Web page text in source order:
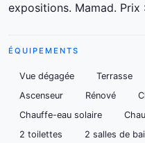
expositions. Mamad.
ÉQUIPEMENTS
Vue dégagée Terrasse
Ascenseur
Rénové
Chauffe-eau solaire
2 toilettes
2 salles de